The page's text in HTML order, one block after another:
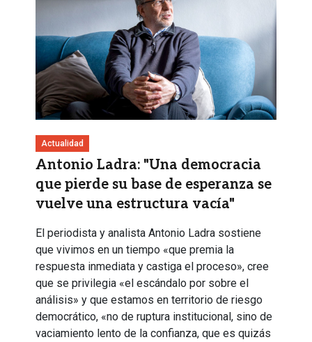
Actualidad
Antonio Ladra: "Una democracia
que pierde su base de esperanza se
vuelve una estructura vacía"
El periodista y analista Antonio Ladra sostiene
que vivimos en un tiempo «que premia la
respuesta inmediata y castiga el proceso», cree
que se privilegia «el escándalo por sobre el
análisis» y que estamos en territorio de riesgo
democrático, «no de ruptura institucional, sino de
vaciamiento lento de la confianza, que es quizás